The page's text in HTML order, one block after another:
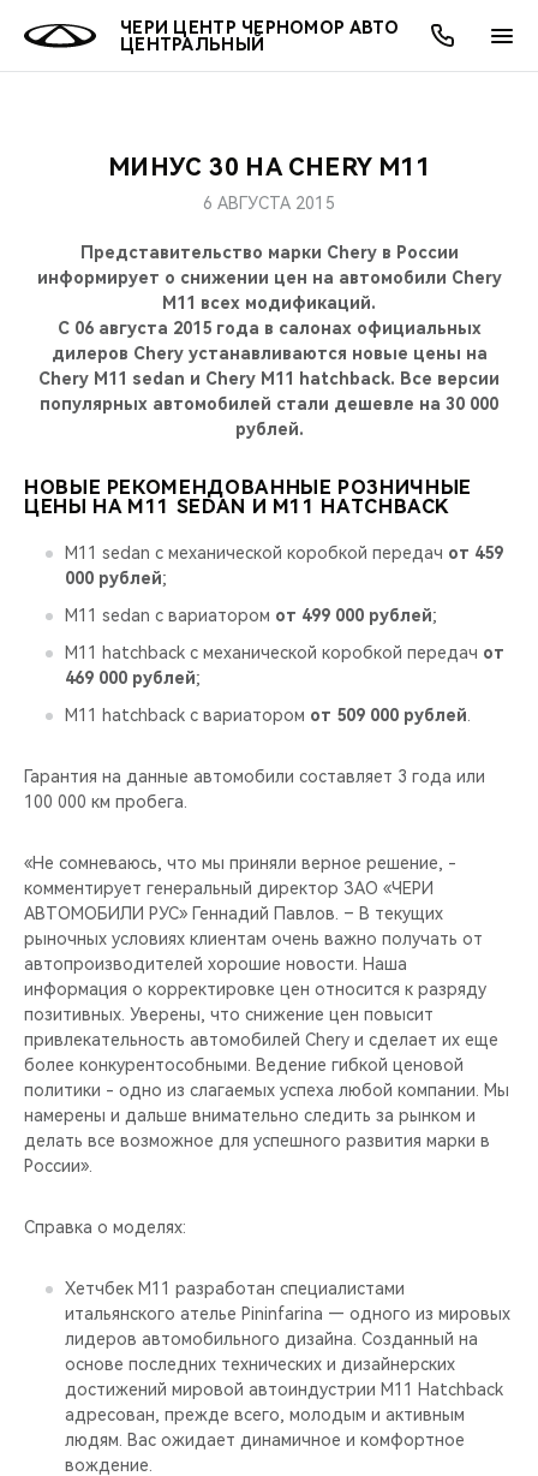
ЧЕРИ ЦЕНТР ЧЕРНОМОР АВТО
ЦЕНТРАЛЬНЫЙ
МОДЕЛИ
СЕДАНЫ
О КОМПАНИИ
ПОКУПАТЕЛЯМ
КРЕДИТ И СТРАХОВАНИЕ
АКСЕССУАРЫ
ВЛАДЕЛЬЦАМ
ЗАПЧАСТИ И АКСЕССУАРЫ
ПОДДЕРЖКА
ТЕХНИЧЕСКОЕ ОБСЛУЖИВАНИЕ
МИР CHERY
CHERY В СОЦСЕТЯХ
ЛЮДИ CHERY
БЛАГОТВОРИТЕЛЬНОСТЬ
CHERY И СПОРТ
НАШИ МЕРОПРИЯТИЯ
CHERY ДЛЯ ДЕТЕЙ
ОНЛАЙН СЕРВИСЫ
МИНУС 30 НА CHERY M11
6 АВГУСТА 2015
Представительство марки Chery в России
информирует о снижении цен на автомобили Chery
M11 всех модификаций.
С 06 августа 2015 года в салонах официальных
дилеров Chery устанавливаются новые цены на
Chery M11 sedan и Chery M11 hatchback. Все версии
популярных автомобилей стали дешевле на 30 000
рублей.
НОВЫЕ РЕКОМЕНДОВАННЫЕ РОЗНИЧНЫЕ
ЦЕНЫ НА M11 SEDAN И M11 HATCHBACK
M11 sedan с механической коробкой передач от 459
000 рублей;
M11 sedan с вариатором от 499 000 рублей;
M11 hatchback с механической коробкой передач от
469 000 рублей;
M11 hatchback с вариатором от 509 000 рублей
Гарантия на данные автомобили составляет 3 года или
100 000 км пробега.
«Не сомневаюсь, что мы приняли верное решение, -
комментирует генеральный директор ЗАО «ЧЕРИ
АВТОМОБИЛИ РУС» Геннадий Павлов. – В текущих
рыночных условиях клиентам очень важно получать от
автопроизводителей хорошие новости. Наша
информация о корректировке цен относится к разряду
позитивных. Уверены, что снижение цен повысит
привлекательность автомобилей Chery и сделает их еще
более конкурентособными. Ведение гибкой ценовой
политики - одно из слагаемых успеха любой компании. Мы
намерены и дальше внимательно следить за рынком и
делать все возможное для успешного развития марки в
России».
Справка о моделях:
Хетчбек М11 разработан специалистами
итальянского ателье Pininfarina — одного из мировых
лидеров автомобильного дизайна. Созданный на
основе последних технических и дизайнерских
достижений мировой автоиндустрии M11 Hatchback
адресован, прежде всего, молодым и активным
людям. Вас ожидает динамичное и комфортное
вождение.